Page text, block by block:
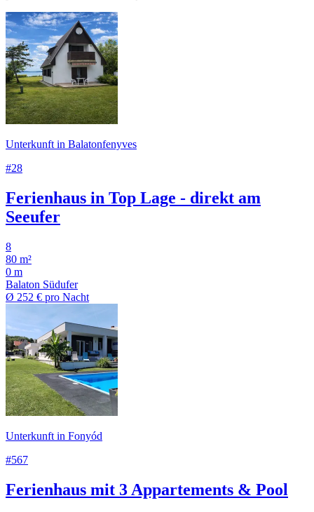
Unterkunft in Balatonfenyves
#28
Ferienhaus in Top Lage - direkt am
Seeufer
8
80 m²
0 m
Balaton Südufer
Ø 252 € pro Nacht
Unterkunft in Fonyód
#567
Ferienhaus mit 3 Appartements & Pool